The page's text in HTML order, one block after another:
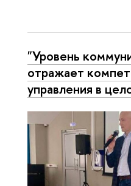
"Уровень
отражает
управления в